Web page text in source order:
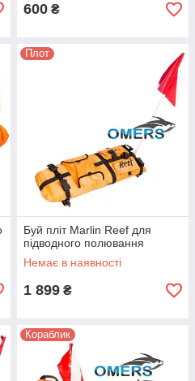
600 ₴
Плот
Буй пліт Marlin Reef для
підводного полювання
Немає в наявності
1 899 ₴
Кораблик